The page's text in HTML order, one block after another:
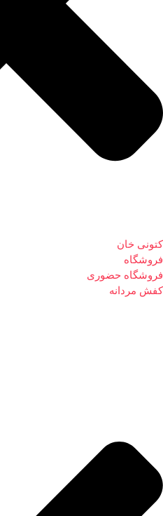
کتونی خان
فروشگاه
فروشگاه حضوری
کفش مردانه